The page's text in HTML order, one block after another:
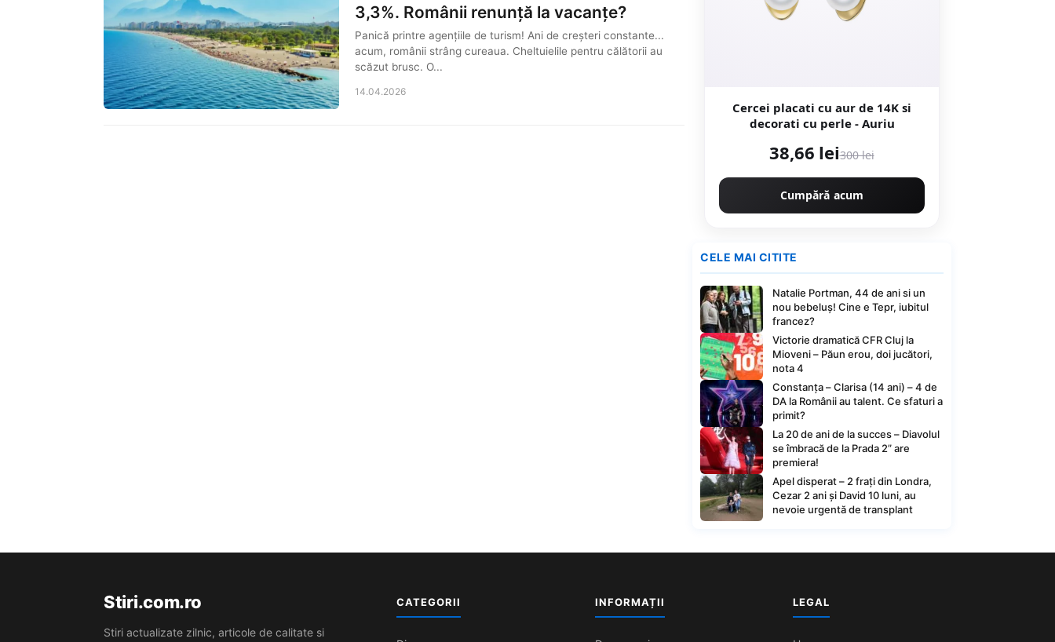
3,3%. Românii renunță la vacanțe?
Panică printre agențiile de turism! Ani de creșteri constante...
acum, românii strâng cureaua. Cheltuielile pentru călătorii au
scăzut brusc. O...
14.04.2026
Cercei placati cu aur de 14K si
decorati cu perle - Auriu
38,66 lei300 lei
Cumpără acum
CELE MAI CITITE
Natalie Portman, 44 de ani si un
nou bebeluș! Cine e Tepr, iubitul
francez?
Victorie dramatică CFR Cluj la
Mioveni – Păun erou, doi jucători,
nota 4
Constanța – Clarisa (14 ani) – 4 de
DA la Românii au talent. Ce sfaturi a
primit?
La 20 de ani de la succes – Diavolul
se îmbracă de la Prada 2” are
premiera!
Apel disperat – 2 frați din Londra,
Cezar 2 ani și David 10 luni, au
nevoie urgentă de transplant
Stiri.com.ro
Stiri actualizate zilnic, articole de calitate si
CATEGORII INFORMAȚII LEGAL